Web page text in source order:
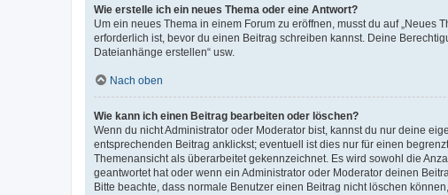
Wie erstelle ich ein neues Thema oder eine Antwort?
Um ein neues Thema in einem Forum zu eröffnen, musst du auf „Neues
erforderlich ist, bevor du einen Beitrag schreiben kannst. Deine
Dateianhänge erstellen“ usw.
Nach oben
Wie kann ich einen Beitrag bearbeiten oder löschen?
Wenn du nicht Administrator oder Moderator bist, kannst du nur deine
entsprechenden Beitrag anklickst; eventuell ist dies nur für einen
Themenansicht als überarbeitet gekennzeichnet. Es wird sowohl die
geantwortet hat oder wenn ein Administrator oder Moderator deinen
Bitte beachte, dass normale Benutzer einen Beitrag nicht löschen